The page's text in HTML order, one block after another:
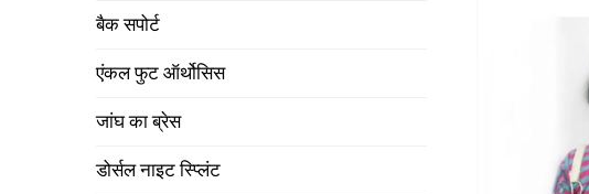
बैक सपोर्ट
एंकल फुट ऑर्थोसिस
जांघ का ब्रेस
डोर्सल नाइट स्प्लिंट